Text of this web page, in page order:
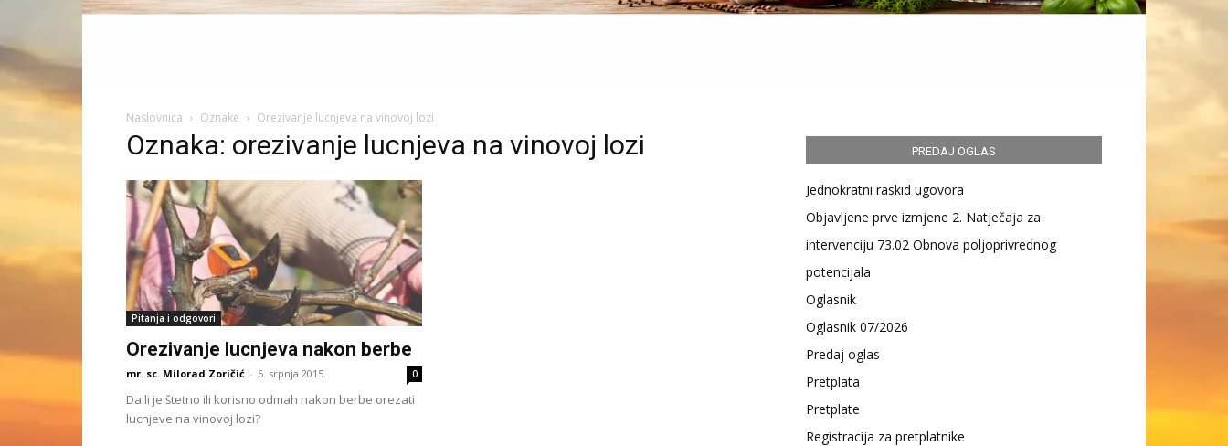
Naslovnica Oznake Orezivanje lucnjeva na vinovoj lozi
Oznaka: orezivanje lucnjeva na vinovoj lozi
Pitanja i odgovori
Orezivanje lucnjeva nakon berbe
mr. sc. Milorad Zoričić - 6. srpnja 2015. 0
Da li je štetno ili korisno odmah nakon berbe orezati
lucnjeve na vinovoj lozi?
PREDAJ OGLAS
Jednokratni raskid ugovora
Objavljene prve izmjene 2. Natječaja za
intervenciju 73.02 Obnova poljoprivrednog
potencijala
Oglasnik
Oglasnik 07/2026
Predaj oglas
Pretplata
Pretplate
Registracija za pretplatnike